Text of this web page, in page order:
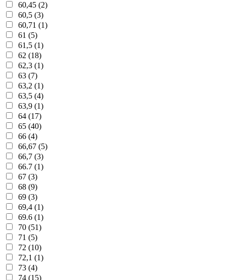
60,45 (2)
60,5 (3)
60,71 (1)
61 (5)
61,5 (1)
62 (18)
62,3 (1)
63 (7)
63,2 (1)
63,5 (4)
63,9 (1)
64 (17)
65 (40)
66 (4)
66,67 (5)
66,7 (3)
66.7 (1)
67 (3)
68 (9)
69 (3)
69,4 (1)
69.6 (1)
70 (51)
71 (5)
72 (10)
72,1 (1)
73 (4)
74 (15)